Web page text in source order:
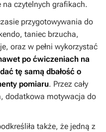
czytelnych grafikach.
przygotowywania do
taniec brzucha,
oraz w pełni wykorzystać
po ćwiczeniach na
tę samą dbałość o
pomiaru. Przez cały
dodatkowa motywacja do
także, że jedną z